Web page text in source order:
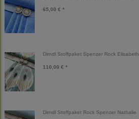
65,00 € *
Dirndl Stoffpaket Spenzer Rock Elisabeth
110,00 € *
Dirndl Stoffpaket Rock Spenzer Nathalie